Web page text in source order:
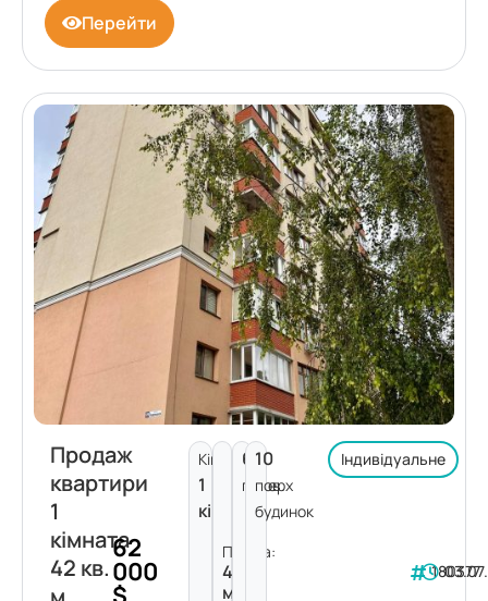
Перейти
Продаж
квартири
1
кімната
42 кв.
62
000
Кімнат:
1
кімната
Площа:
42
м²
6
поверх
10
пов.
будинок
Індивідуальне
180377